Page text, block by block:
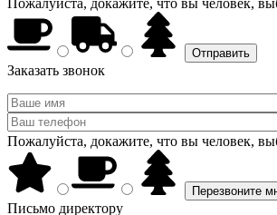
Пожалуйста, докажите, что вы человек,
Заказать звонок
Пожалуйста, докажите, что вы человек,
Письмо директору